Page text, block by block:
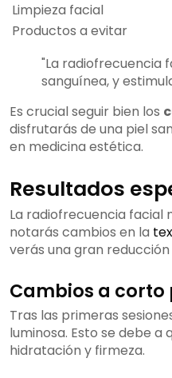
Limpieza facial
Productos a evitar
"La radiofrecuencia
sanguínea, y
Es crucial seguir bien los
disfrutarás de una piel
en medicina estética.
Resultados
La radiofrecuencia facial
notarás cambios en la
verás una gran
Cambios a corto
Tras las primeras
luminosa. Esto se debe
hidratación y firmeza.